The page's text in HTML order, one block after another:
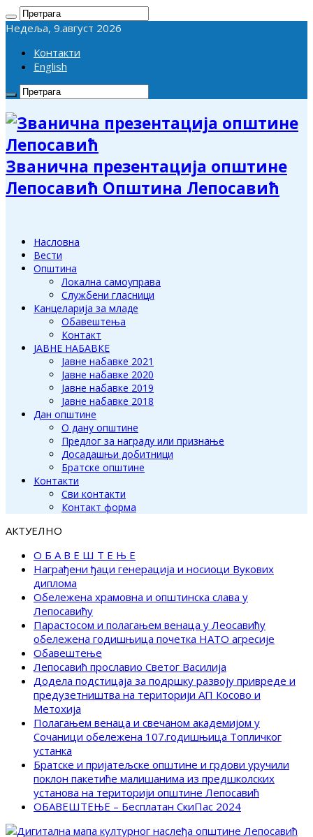
Недеља, 9.август 2026
Контакти
English
Званична презентација општине
Лепосавић Општина Лепосавић
Насловна
Вести
Општина
Локална самоуправа
Службени гласници
Канцеларија за младе
Обавештења
Контакт
ЈАВНЕ НАБАВКЕ
Јавне набавке 2021
Јавне набавке 2020
Јавне набавке 2019
Јавне набавке 2018
Дан општине
О дану општине
Предлог за награду или признање
Досадашњи добитници
Братске општине
Контакти
Сви контакти
Контакт форма
АКТУЕЛНО
О Б А В Е Ш Т Е Њ Е
Награђени ђаци генерација и носиоци Вукових
диплома
Обележена храмовна и општинска слава у
Лепосавићу
Парастосом и полагањем венаца у Леосавићу
обележена годишњица почетка НАТО агресије
Обавештење
Лепосавић прославио Светог Василија
Додела подстицаја за подршку развоју привреде и
предузетништва на територији АП Косово и
Метохија
Полагањем венаца и свечаном академијом у
Сочаници обележена 107.годишњица Топличког
устанка
Братске и пријатељске општине и грдови уручили
поклон пакетиће малишанима из предшколских
установа на територији општине Лепосавић
ОБАВЕШТЕЊЕ – Бесплатан СкиПас 2024